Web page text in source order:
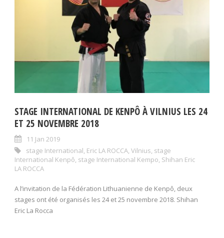
STAGE INTERNATIONAL DE KENPÔ À VILNIUS LES 24
ET 25 NOVEMBRE 2018
11 Jan 2019
stage International, Eric LA ROCCA, Vilnius, stage
International Kenpô, stage International Kempo, Shihan Eric
LA ROCCA
A l’invitation de la Fédération Lithuanienne de Kenpô, deux
stages ont été organisés les 24 et 25 novembre 2018. Shihan
Eric La Rocca